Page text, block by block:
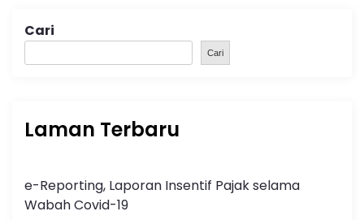
Cari
Cari
Laman Terbaru
e-Reporting, Laporan Insentif Pajak selama
Wabah Covid-19